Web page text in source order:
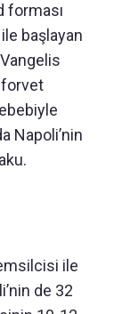
forması
başlayan
forvet
Napoli’nin
ile
de 32